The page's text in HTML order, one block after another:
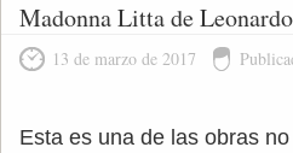
Madonna Litta de Leonardo
13 de marzo de 2017
Esta es una de las obras